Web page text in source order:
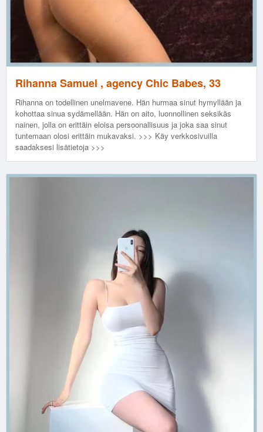
Rihanna Samuel , agency Chic Babes, 33
Rihanna on todellinen unelmavene. Hän hurmaa sinut hymyllään ja
kohottaa sinua sydämellään. Hän on aito, luonnollinen seksikäs
nainen, jolla on erittäin eloisa persoonallisuus ja joka saa sinut
tuntemaan olosi erittäin mukavaksi. >>> Käy verkkosivuilla
saadaksesi lisätietoja >>>